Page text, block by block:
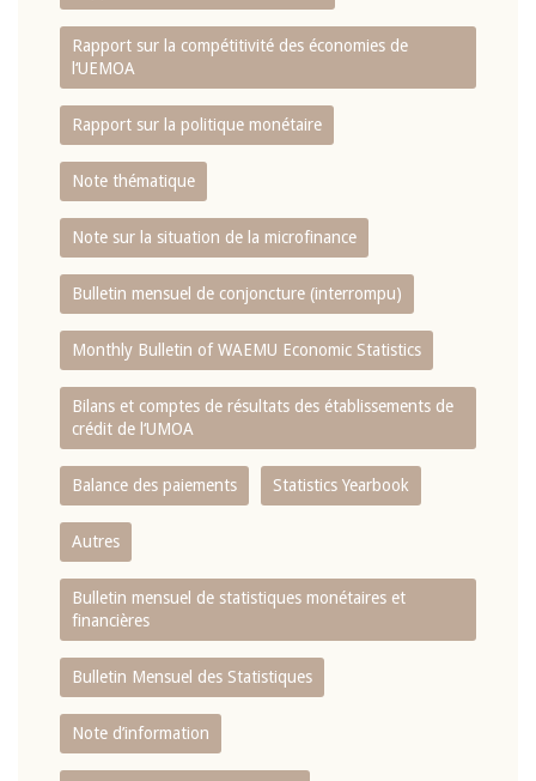
Rapport sur la compétitivité des économies de
l‘UEMOA
Rapport sur la politique monétaire
Note thématique
Note sur la situation de la microfinance
Bulletin mensuel de conjoncture (interrompu)
Monthly Bulletin of WAEMU Economic Statistics
Bilans et comptes de résultats des établissements de
crédit de l‘UMOA
Balance des paiements Statistics Yearbook
Autres
Bulletin mensuel de statistiques monétaires et
financières
Bulletin Mensuel des Statistiques
Note d’information